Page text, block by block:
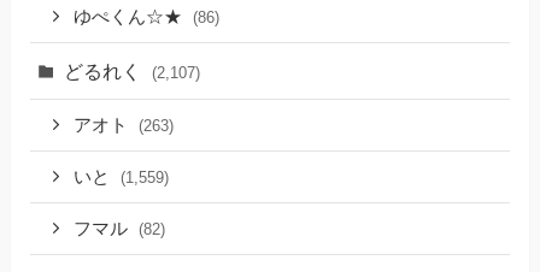
ゆぺくん☆★ (86)
どるれく (2,107)
アオト (263)
いと (1,559)
フマル (82)